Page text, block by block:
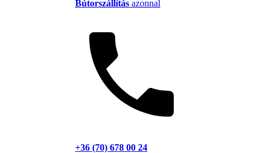
Bútorszállítás azonnal
+36 (70) 678 00 24